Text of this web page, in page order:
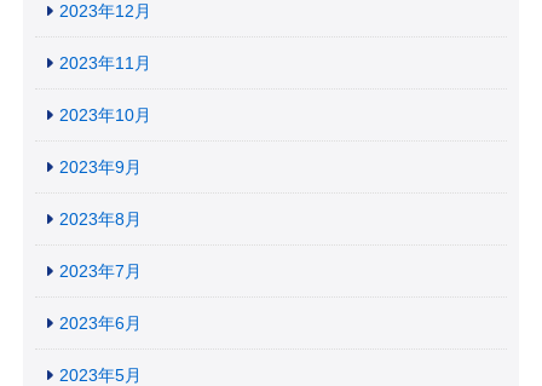
2023年12月
2023年11月
2023年10月
2023年9月
2023年8月
2023年7月
2023年6月
2023年5月